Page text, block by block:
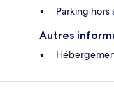
Parking
Autres